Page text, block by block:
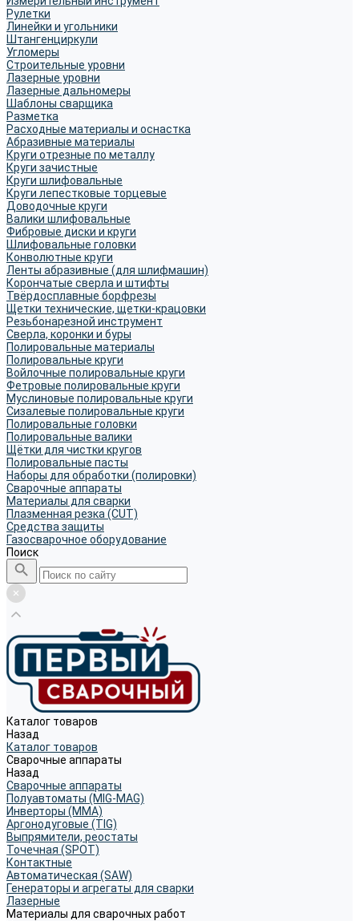
Рулетки
Линейки и угольники
Штангенциркули
Угломеры
Строительные уровни
Лазерные уровни
Лазерные дальномеры
Шаблоны сварщика
Разметка
Расходные материалы и оснастка
Абразивные материалы
Круги отрезные по металлу
Круги зачистные
Круги шлифовальные
Круги лепестковые торцевые
Доводочные круги
Валики шлифовальные
Фибровые диски и круги
Шлифовальные головки
Конволютные круги
Ленты абразивные (для шлифмашин)
Корончатые сверла и штифты
Твёрдосплавные борфрезы
Щетки технические, щетки-крацовки
Резьбонарезной инструмент
Сверла, коронки и буры
Полировальные материалы
Полировальные круги
Войлочные полировальные круги
Фетровые полировальные круги
Муслиновые полировальные круги
Cизалевые полировальные круги
Полировальные головки
Полировальные валики
Щётки для чистки кругов
Полировальные пасты
Наборы для обработки (полировки)
Сварочные аппараты
Материалы для сварки
Плазменная резка (CUT)
Средства защиты
Газосварочное оборудование
Поиск
Каталог товаров
Назад
Каталог товаров
Сварочные аппараты
Назад
Сварочные аппараты
Полуавтоматы (MIG-MAG)
Инверторы (MMA)
Аргонодуговые (TIG)
Выпрямители, реостаты
Точечная (SPOT)
Контактные
Автоматическая (SAW)
Генераторы и агрегаты для сварки
Лазерные
Материалы для сварочных работ